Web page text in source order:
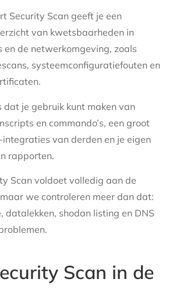
Security Scan geeft je een
van kwetsbaarheden in
de netwerkomgeving, zoals
systeemconfiguratiefouten en
dat je gebruik kunt maken van
en commando’s, een groot
van derden en je eigen
rapporten.
Scan voldoet volledig aan de
we controleren meer dan dat:
datalekken, shodan listing en DNS
Scan in de